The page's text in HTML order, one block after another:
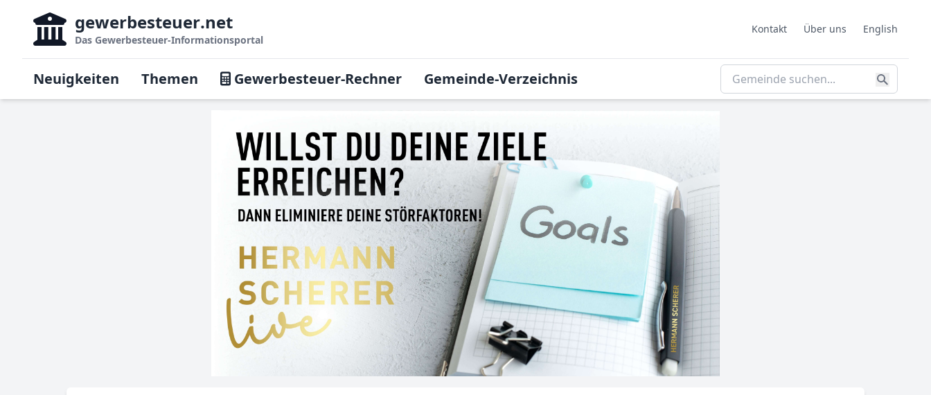
gewerbesteuer.net
Das Gewerbesteuer-Informationsportal
Kontakt Über uns English
Neuigkeiten Themen Gewerbesteuer-Rechner Gemeinde-Verzeichnis